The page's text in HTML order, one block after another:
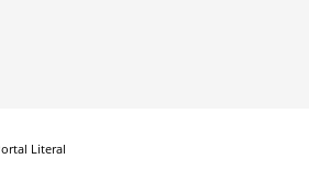
Literal